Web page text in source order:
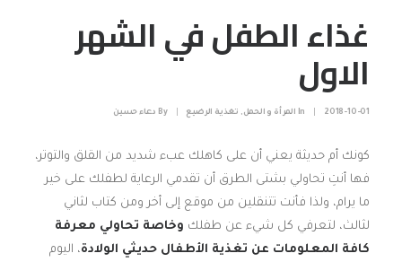
غذاء الطفل في الشهر
الاول
2018-10-01
In المرأة و الحمل , تغذية الرضيع By دعاء حسين
كونك أم حديثة يعني أن على كاهلك عبء شديد من القلق والتوتر،
فها أنتِ تحاولي بشتى الطرق أن تقدمي الرعاية لطفلك على خير
ما يرام، ولذا فأنت تتنقلين من موقع إلى أخر ومن كتاب لثاني
لثالث، لتعرفي كل شيء عن طفلك وخاصة تحاولي معرفة
كافة المعلومات عن تغذية الأطفال حديثي الولادة، اليوم